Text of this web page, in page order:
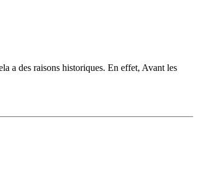
a des raisons historiques. En effet, Avant les